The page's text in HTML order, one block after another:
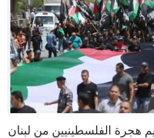
هجرة الفلسطينيين من لبنان